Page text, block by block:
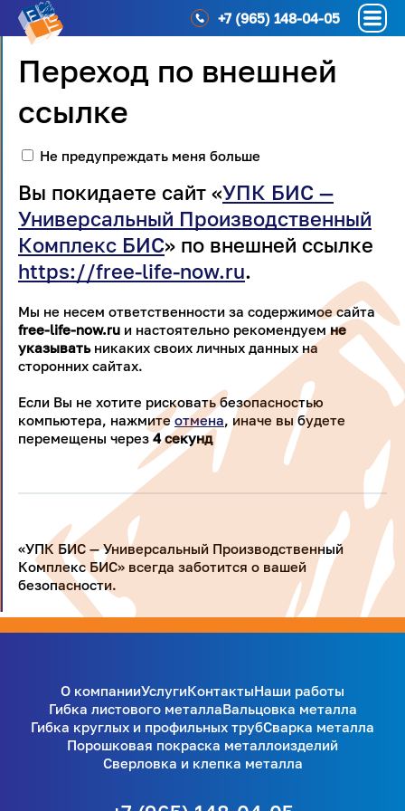
+7 (965) 148-04-05
Переход по внешней
ссылке
Не предупреждать меня больше
Вы покидаете сайт «УПК БИС —
Универсальный Производственный
Комплекс БИС» по внешней ссылке
https://free-life-now.ru.
Мы не несем ответственности за содержимое сайта
free-life-now.ru и настоятельно рекомендуемне
указыватьникаких своих личных данных на
сторонних сайтах.
Если Вы не хотите рисковать безопасностью
компьютера, нажмитеотмена, иначе вы будете
перемещены через 4секунд
«УПК БИС — Универсальный Производственный
Комплекс БИС» всегда заботится о вашей
безопасности.
О компанииУслугиКонтактыНаши работы
Гибка листового металлаВальцовка металла
Гибка круглых и профильных трубСварка металла
Порошковая покраска металлоизделий
Сверловка и клепка металла